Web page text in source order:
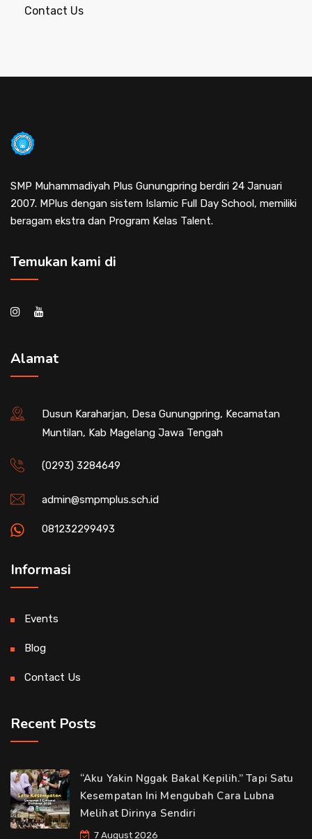
Contact Us
SMP Muhammadiyah Plus Gunungpring berdiri 24 Januari
2007. MPlus dengan sistem Islamic Full Day School, memiliki
beragam ekstra dan Program Kelas Talent.
Temukan kami di
Alamat
Dusun Karaharjan, Desa Gunungpring, Kecamatan
Muntilan, Kab Magelang Jawa Tengah
(0293) 3284649
admin@smpmplus.sch.id
081232299493
Informasi
Events
Blog
Contact Us
Recent Posts
“Aku Yakin Nggak Bakal Kepilih.” Tapi Satu
Kesempatan Ini Mengubah Cara Lubna
Melihat Dirinya Sendiri
7 August 2026